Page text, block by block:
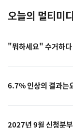
오늘의 멀티미
"뭐하세요" 수거하다
6.7% 인상의 결과는
2027년 9월 신청분